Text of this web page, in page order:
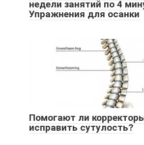
недели занятий по 4
Упражнения для осанки
Помогают ли
исправить сутулость?